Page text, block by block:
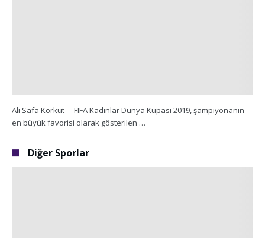
Ali Safa Korkut— FIFA Kadınlar Dünya Kupası 2019, şampiyonanın
en büyük favorisi olarak gösterilen …
Diğer Sporlar